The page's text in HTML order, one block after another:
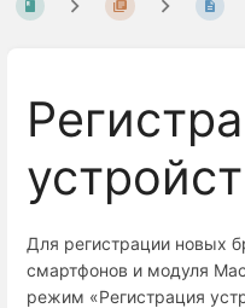
Для регистрации новых
смартфонов и модуля
режим «Регистрация